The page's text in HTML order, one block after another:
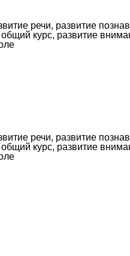
речи, развитие
общий курс, развитие
речи, развитие
общий курс, развитие